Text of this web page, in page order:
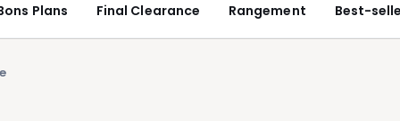
Plans Final Clearance Rangement Best-